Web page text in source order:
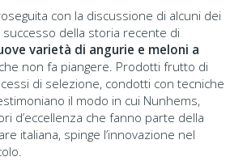
con la discussione di alcuni dei
della storia recente di
varietà di angurie e meloni a
non fa piangere. Prodotti frutto di
di selezione, condotti con tecniche
il modo in cui Nunhems,
d’eccellenza che fanno parte della
italiana, spinge l’innovazione nel